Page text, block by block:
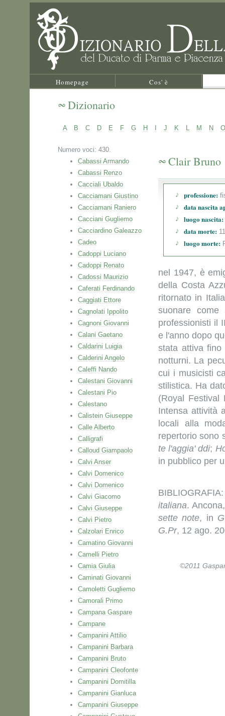
Homepage Cos' è
Dizionario
A B C D E F G H J K L M N O
Numero voci: 430.
Cabassi Armando
Cabassi Renzo
Cacciali Ubaldo
Cacciamani Giustino
Cacciamani Raniero
Cacciani Gugliemo
Cacciardino Galeazzo
Cadeo
Cadoppi Luciano
Cadoppi Renato
Cadossi Maurizio
Caferati Ferdinando
Caggiati Ettore
Cagnolati Ippolito
Cagnoni Giovanni
Calani Gaetano
Caldarini Luigia
Calderini Angelo
Caleffi Nando
Calestani Giovanni
Calestani Pio
Calestano
Calistein Giuseppe
Calle Alberto
Calligrafi
Calloud Giampaolo
Calvi Anser
Calvi Domenico
Calvi Domenico
Calvi Giacomo
Calvi Giuseppe
Calvi Pietro
Calzolari Enrico
Camatino Giovanni
Camelli Pietro
Camia Giulia
Caminati Giovanni
Camoletti Gugliemo
Camorali Primo
Campana Gaspare
Campane
Campanini Attilio
Campanini Barbara
Campanini Bruto
Campanini Cleofonte
Campanini Domitilla
Campanini Gianluca
Campanini Giuseppe
Clair Bruno
professione:
data nascita
luogo nascita:
data morte:
luogo morte:
nel 1947, è
della Costa
ritornato in
suonare
professionisti il
e l'anno dopo
stata attiva
notturni. La
cui i musicisti
stilistica. Ha
(Royal Festival
Intensa attività
locali alla
repertorio sono
te l'aggia' ddi;
in pubblico per
italiana.
sette note, in
G.Pr, 12 ago.
©2011